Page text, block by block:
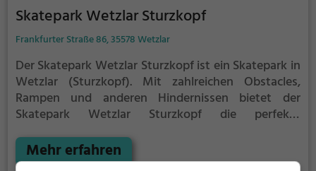
Skatepark Wetzlar Sturzkopf
Frankfurter Straße 86, 35578 Wetzlar
Der Skatepark Wetzlar Sturzkopf ist ein Skatepark in
Wetzlar (Sturzkopf). Mit zahlreichen Obstacles,
Rampen und anderen Hindernissen bietet der
Skatepark Wetzlar Sturzkopf die perfekte
stellen.
Mehr erfahren